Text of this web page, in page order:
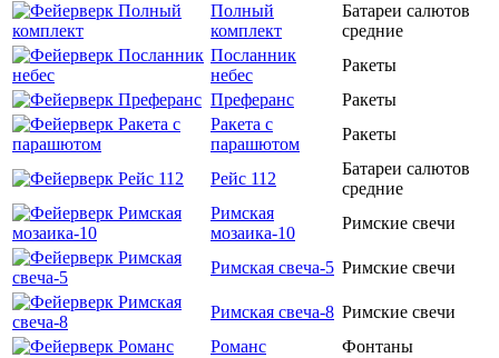
Полный
комплект
Батареи салютов
средние
Посланник
небес
Ракеты
Преферанс
Ракеты
Ракета с
парашютом
Ракеты
Рейс 112
Батареи салютов
средние
Римская
мозаика-10
Римские свечи
Римская свеча-5 Римские свечи
Римская свеча-8 Римские свечи
Романс
Фонтаны